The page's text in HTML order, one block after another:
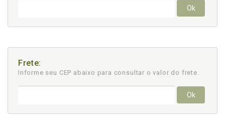
Ok
Frete:
Informe seu CEP abaixo para consultar o valor do frete.
Ok